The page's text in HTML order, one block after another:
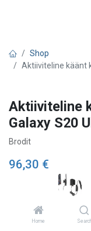
Home
Shop
Aktiiviteline käänt
Aktiiviteline
Galaxy S20
Brodit
96,30 €